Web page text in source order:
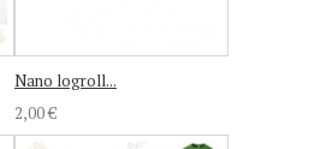
Nano logroll...
2,00 €